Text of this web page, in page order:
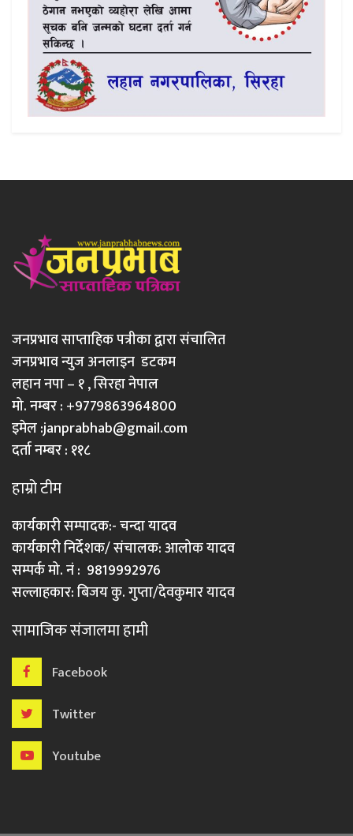
जनप्रभाव साप्ताहिक पत्रीका द्वारा संचालित
जनप्रभाव न्युज अनलाइन डटकम
लहान नपा – १ , सिरहा नेपाल
मो. नम्बर : +9779863964800
इमेल :janprabhab@gmail.com
दर्ता नम्बर : ११८
हाम्रो टीम
कार्यकारी सम्पादक:- चन्दा यादव
कार्यकारी निर्देशक/ संचालक: आलोक यादव
सम्पर्क मो. नं : 9819992976
सल्लाहकार: बिजय कु. गुप्ता/देवकुमार यादव
सामाजिक संजालमा हामी
Facebook
Twitter
Youtube